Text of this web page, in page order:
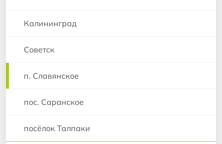
Калининград
Советск
п. Славянское
пос. Саранское
посёлок Талпаки